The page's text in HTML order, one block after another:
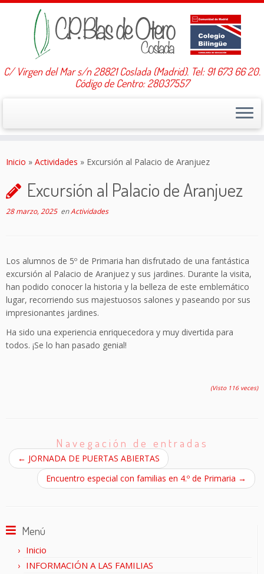
C/ Virgen del Mar s/n 28821 Coslada (Madrid). Tel: 91 673 66 20.
Código de Centro: 28037557
Inicio » Actividades » Excursión al Palacio de Aranjuez
Excursión al Palacio de Aranjuez
28 marzo, 2025enActividades
Los alumnos de 5º de Primaria han disfrutado de una fantástica
excursión al Palacio de Aranjuez y sus jardines. Durante la visita,
han podido conocer la historia y la belleza de este emblemático
lugar, recorriendo sus majestuosos salones y paseando por sus
impresionantes jardines.
Ha sido una experiencia enriquecedora y muy divertida para
todos. ¡Se lo han pasado genial!
(Visto 116 veces)
Navegación de entradas
← JORNADA DE PUERTAS ABIERTAS
Encuentro especial con familias en 4.º de Primaria →
Menú
Inicio
INFORMACIÓN A LAS FAMILIAS